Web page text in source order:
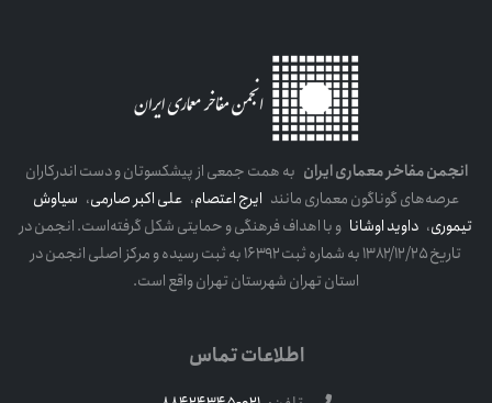
انجمن مفاخر معماری ایرانبه همت جمعی از پیشکسوتان و دست اندرکاران
عرصه‌های گوناگون معماری مانندایرج اعتصام،علی اکبر صارمی،سیاوش
تیموری،داوید اوشاناو با اهداف فرهنگی و حمایتی شکل گرفته‌است. انجمن در
تاریخ ۱۳۸۲/۱۲/۲۵ به شماره ثبت ۱۶۳۹۲ به ثبت رسیده و مرکز اصلی انجمن در
استان تهران شهرستان تهران واقع است.
اطلاعات تماس